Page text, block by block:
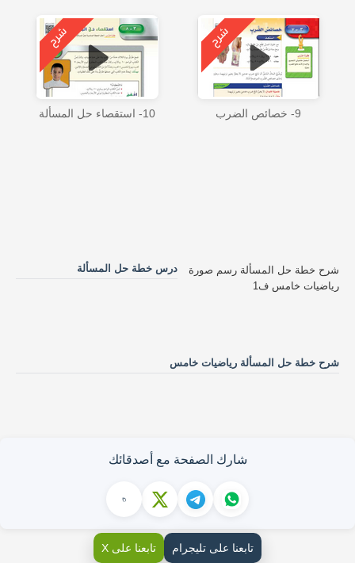
9- خصائص الضرب 10- استقصاء حل المسألة
شرح خطة حل المسألة رسم صورة
رياضيات خامس ف1
درس خطة حل المسألة
شرح خطة حل المسألة رياضيات خامس
شارك الصفحة مع أصدقائك
تابعنا على تليجرام تابعنا على X